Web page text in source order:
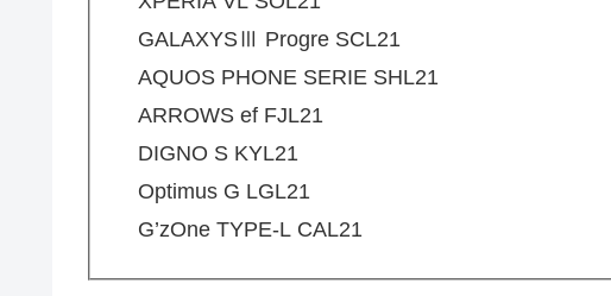
GALAXYSⅢ Progre SCL21
AQUOS PHONE SERIE SHL21
ARROWS ef FJL21
DIGNO S KYL21
Optimus G LGL21
G’zOne TYPE-L CAL21